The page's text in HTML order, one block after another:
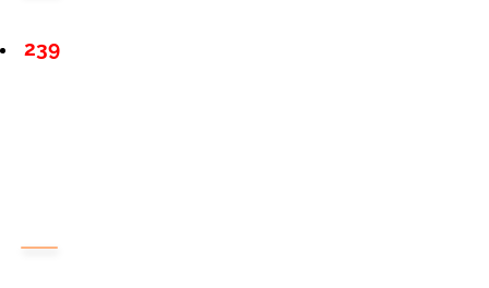
239